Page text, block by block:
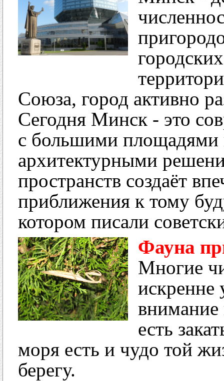
Союза, город активно
Сегодня Минск - это
с большими площадями
архитектурными
пространств создаёт
приближения к тому
котором писали
Фауна
Многие
искренне
внимание
есть
моря есть и чудо той
берегу.